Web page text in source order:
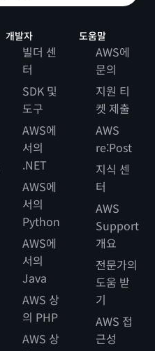
개발자
빌더 센
터
SDK 및
도구
AWS에
서의
.NET
AWS에
서의
Python
AWS에
서의
Java
AWS 상
의 PHP
AWS 상
도움말
AWS에
문의
지원 티
켓 제출
AWS
re:Post
지식 센
터
AWS
Support
개요
전문가의
도움 받
기
AWS 접
근성